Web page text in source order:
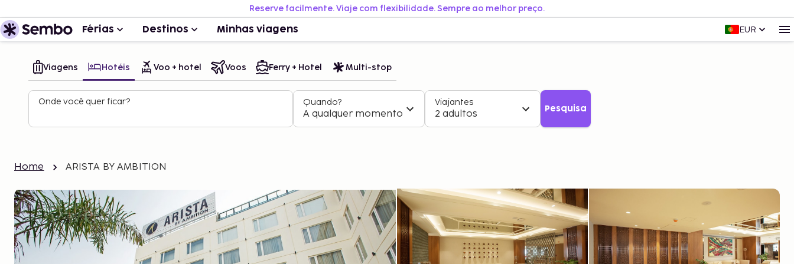
Reserve facilmente. Viaje com flexibilidade. Sempre ao melhor preço.
Férias Destinos Minhas viagens EUR
Viagens Hotéis Voo + hotel Voos Ferry + Hotel Multi-stop
Onde você quer ficar? Quando?
A qualquer momento
Viajantes
2 adultos Pesquisa
Home ARISTA BY AMBITION